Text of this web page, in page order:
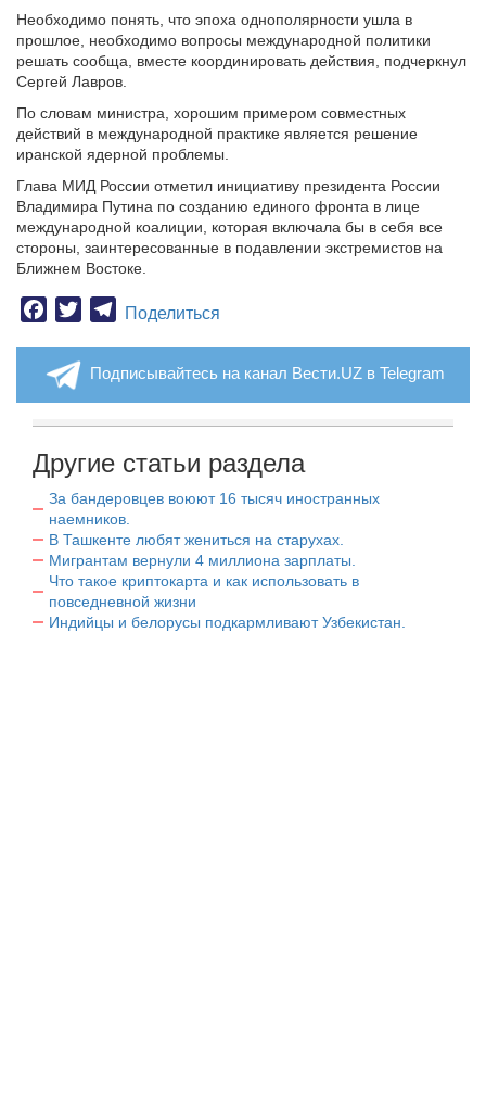
Необходимо понять, что эпоха однополярности ушла в
прошлое, необходимо вопросы международной политики
решать сообща, вместе координировать действия, подчеркнул
Сергей Лавров.
По словам министра, хорошим примером совместных
действий в международной практике является решение
иранской ядерной проблемы.
Глава МИД России отметил инициативу президента России
Владимира Путина по созданию единого фронта в лице
международной коалиции, которая включала бы в себя все
стороны, заинтересованные в подавлении экстремистов на
Ближнем Востоке.
Facebook
TwitterTelegram
Поделиться
Подписывайтесь на канал Вести.UZ в Telegram
Другие статьи раздела
За бандеровцев воюют 16 тысяч иностранных
наемников.
В Ташкенте любят жениться на старухах.
Мигрантам вернули 4 миллиона зарплаты.
Что такое криптокарта и как использовать в
повседневной жизни
Индийцы и белорусы подкармливают Узбекистан.